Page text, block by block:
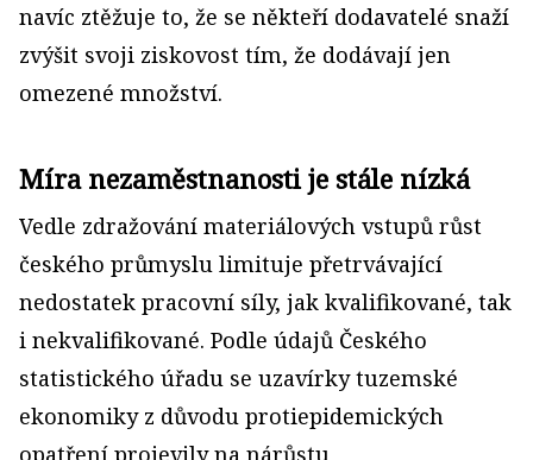
navíc ztěžuje to, že se někteří dodavatelé snaží
zvýšit svoji ziskovost tím, že dodávají jen
omezené množství.
Míra nezaměstnanosti je stále nízká
Vedle zdražování materiálových vstupů růst
českého průmyslu limituje přetrvávající
nedostatek pracovní síly, jak kvalifikované, tak
i nekvalifikované. Podle údajů Českého
statistického úřadu se uzavírky tuzemské
ekonomiky z důvodu protiepidemických
opatření projevily na nárůstu